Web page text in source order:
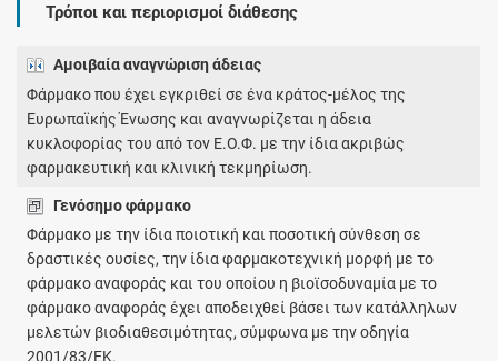
Τρόποι και περιορισμοί διάθεσης
Αμοιβαία αναγνώριση άδειας
Φάρμακο που έχει εγκριθεί σε ένα κράτος-μέλος της
Ευρωπαϊκής Ένωσης και αναγνωρίζεται η άδεια
κυκλοφορίας του από τον Ε.Ο.Φ. με την ίδια ακριβώς
φαρμακευτική και κλινική τεκμηρίωση.
Γενόσημο φάρμακο
Φάρμακο με την ίδια ποιοτική και ποσοτική σύνθεση σε
δραστικές ουσίες, την ίδια φαρμακοτεχνική μορφή με το
φάρμακο αναφοράς και του οποίου η βιοϊσοδυναμία με το
φάρμακο αναφοράς έχει αποδειχθεί βάσει των κατάλληλων
μελετών βιοδιαθεσιμότητας, σύμφωνα με την οδηγία
2001/83/ΕΚ.